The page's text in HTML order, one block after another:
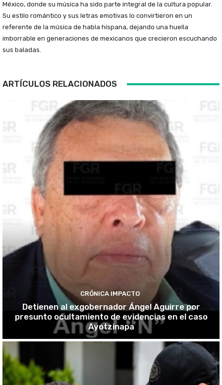
México, donde su música ha sido parte integral de la cultura popular.
Su estilo romántico y sus letras emotivas lo convirtieron en un
referente de la música de habla hispana, dejando una huella
imborrable en generaciones de mexicanos que crecieron escuchando
sus baladas.
ARTÍCULOS RELACIONADOS
CRÓNICA IMPACTO
Detienen al exgobernador Ángel Aguirre por
presunto ocultamiento de evidencias en el caso
Ayotzinapa